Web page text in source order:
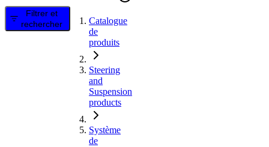
Filtrer et
rechercher
Catalogue
de
produits
Steering
and
Suspension
products
Système
de